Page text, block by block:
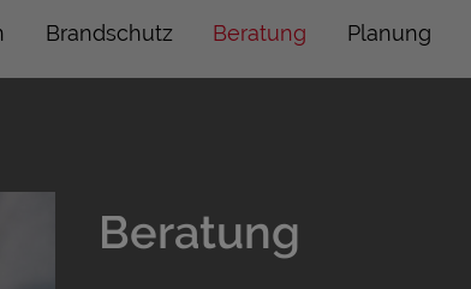
Brandschutz Beratung Planung
Beratung